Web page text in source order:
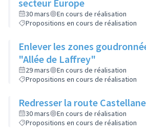
secteur Europe
30 mars
En cours de réalisation
Propositions en cours de réalisation
Enlever les zones
"Allée de Laffrey"
29 mars
En cours de réalisation
Propositions en cours de réalisation
Redresser la route Castellane
30 mars
En cours de réalisation
Propositions en cours de réalisation